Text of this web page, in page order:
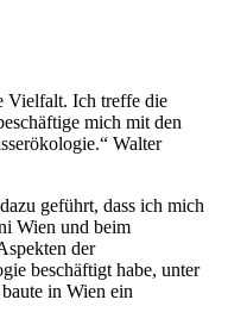
Vielfalt. Ich treffe die
mich mit den
Walter
geführt, dass ich mich
Wien und beim
der
beschäftigt habe, unter
in Wien ein